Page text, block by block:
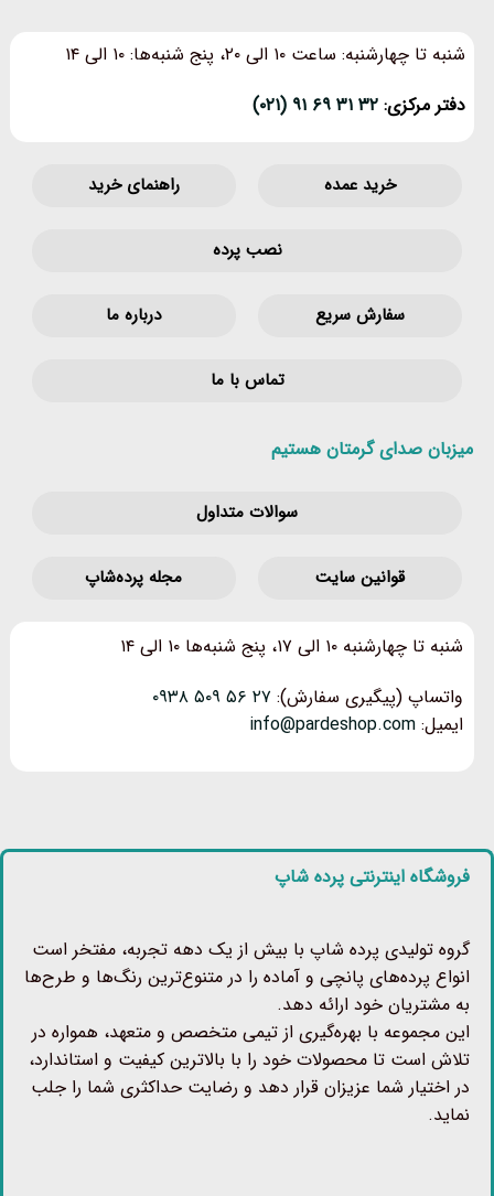
شنبه تا چهارشنبه: ساعت ۱۰ الی ۲۰، پنج شنبه‌ها: ۱۰ الی ۱۴
دفتر مرکزی: ۳۲ ۳۱ ۶۹ ۹۱ (۰۲۱)
خرید عمده راهنمای خرید
نصب پرده
سفارش سریع درباره ما
تماس با ما
میزبان صدای گرمتان هستیم
سوالات متداول
قوانین‌ سایت مجله پرده‌شاپ
شنبه تا چهارشنبه ۱۰ الی ۱۷، پنج شنبه‌ها ۱۰ الی ۱۴
واتساپ (پیگیری سفارش): ۲۷ ۵۶ ۵۰۹ ۰۹۳۸
ایمیل: info@pardeshop.com
فروشگاه اینترنتی پرده شاپ
گروه تولیدی پرده شاپ با بیش از یک دهه تجربه، مفتخر است
انواع پرده‌های پانچی و آماده را در متنوع‌ترین رنگ‌ها و طرح‌ها
به مشتریان خود ارائه دهد.
این مجموعه با بهره‌گیری از تیمی متخصص و متعهد، همواره در
تلاش است تا محصولات خود را با بالاترین کیفیت و استاندارد،
در اختیار شما عزیزان قرار دهد و رضایت حداکثری شما را جلب
نماید.